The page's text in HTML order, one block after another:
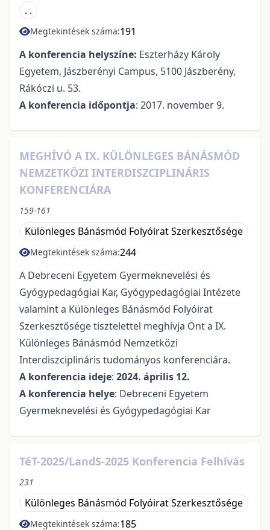
. .
Megtekintések száma:191
A konferencia helyszíne: Eszterházy Károly
Egyetem, Jászberényi Campus, 5100 Jászberény,
Rákóczi u. 53.
A konferencia időpontja: 2017. november 9.
MEGHÍVÓ A IX. KÜLÖNLEGES BÁNÁSMÓD
NEMZETKÖZI INTERDISZCIPLINÁRIS
KONFERENCIÁRA
159-161
Különleges Bánásmód Folyóirat Szerkesztősége
Megtekintések száma:244
A Debreceni Egyetem Gyermeknevelési és
Gyógypedagógiai Kar, Gyógypedagógiai Intézete
valamint a Különleges Bánásmód Folyóirat
Szerkesztősége tisztelettel meghívja Önt a IX.
Különleges Bánásmód Nemzetközi
Interdiszciplináris tudományos konferenciára.
A konferencia ideje: 2024. április 12.
A konferencia helye: Debreceni Egyetem
Gyermeknevelési és Gyógypedagógiai Kar
TéT-2025/LandS-2025 Konferencia Felhívás
231
Különleges Bánásmód Folyóirat Szerkesztősége
Megtekintések száma:185